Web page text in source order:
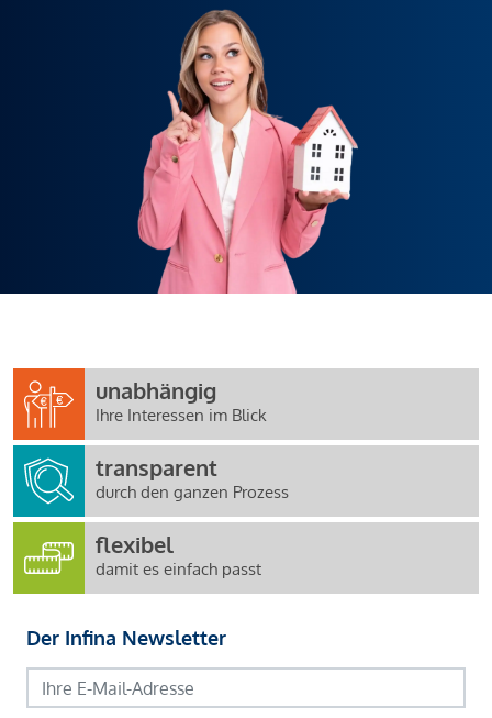
unabhängig
Ihre Interessen im Blick
transparent
durch den ganzen Prozess
flexibel
damit es einfach passt
Der Infina Newsletter